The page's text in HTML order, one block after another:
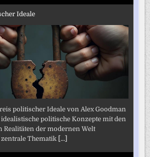
Ideale
politischer Ideale von Alex Goodman
politische Konzepte mit den
Realitäten der modernen Welt
Thematik [...]